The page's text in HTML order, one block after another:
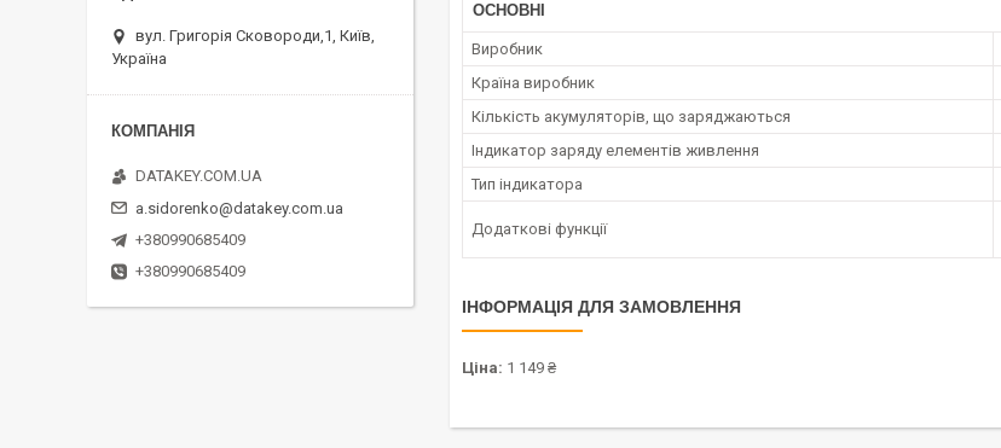
ОСНОВНІ
Виробник
Країна виробник
Кількість акумуляторів, що заряджаються
Індикатор заряду елементів живлення
Тип індикатора
Додаткові функції
ІНФОРМАЦІЯ ДЛЯ ЗАМОВЛЕННЯ
Ціна: 1 149 ₴
вул. Григорія Сковороди,1, Київ,
Україна
DATAKEY.COM.UA
a.sidorenko@datakey.com.ua
+380990685409
+380990685409